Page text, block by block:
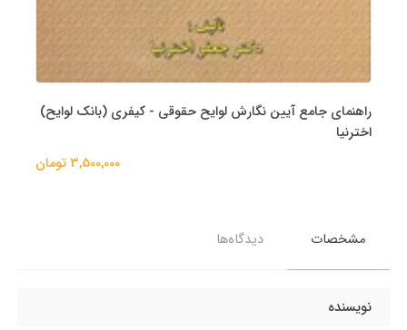
راهنمای جامع آیین نگارش لوایح حقوقی - کیفری (بانک لوایح)
اخترنیا
3,500,000 تومان
مشخصات دیدگاه‌ها
نویسنده